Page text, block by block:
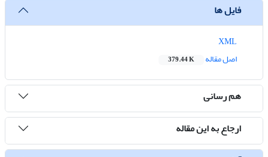
فایل ها
اصل مقاله
379.44 K
هم رسانی
ارجاع به این مقاله